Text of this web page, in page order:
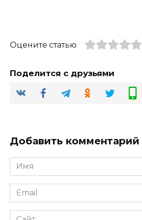
Оцените статью
Поделится с друзьями
Добавить комментарий
Имя
*
Email
*
Сайт